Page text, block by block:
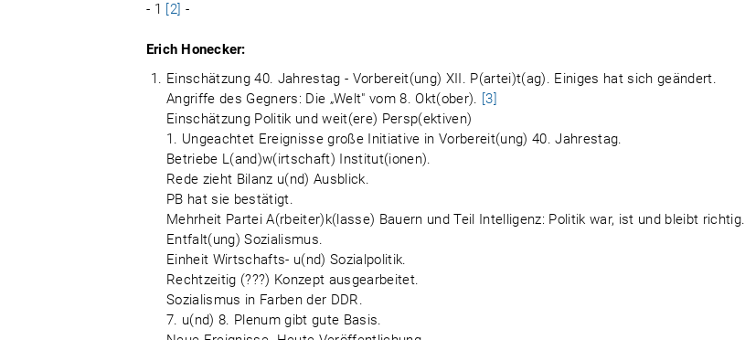
- 1 [2] -
Erich Honecker:
Einschätzung 40. Jahrestag - Vorbereit(ung) XII. P(artei)t(ag). Einiges hat sich geändert.
Angriffe des Gegners: Die „Welt" vom 8. Okt(ober). [3]
Einschätzung Politik und weit(ere) Persp(ektiven)
1. Ungeachtet Ereignisse große Initiative in Vorbereit(ung) 40. Jahrestag.
Betriebe L(and)w(irtschaft) Institut(ionen).
Rede zieht Bilanz u(nd) Ausblick.
PB hat sie bestätigt.
Mehrheit Partei A(rbeiter)k(lasse) Bauern und Teil Intelligenz: Politik war, ist und bleibt richtig.
Entfalt(ung) Sozialismus.
Einheit Wirtschafts- u(nd) Sozialpolitik.
Rechtzeitig (???) Konzept ausgearbeitet.
Sozialismus in Farben der DDR.
7. u(nd) 8. Plenum gibt gute Basis.